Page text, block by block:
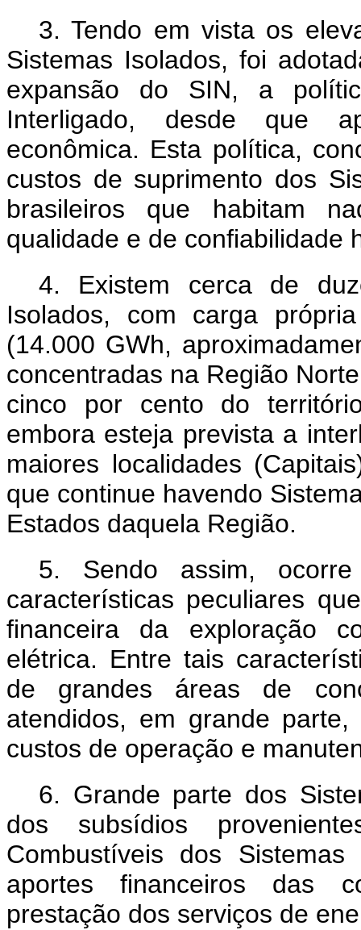
3. Tendo em vista os
Sistemas Isolados, foi
expansão do SIN, a
Interligado, desde que
econômica. Esta política,
custos de suprimento dos
brasileiros que habitam
qualidade e de confiabilidade
4. Existem cerca de
Isolados, com carga
(14.000 GWh,
concentradas na Região
cinco por cento do
embora esteja prevista a
maiores localidades
que continue havendo
Estados daquela Região.
5. Sendo assim,
características peculiares
financeira da exploração
elétrica. Entre tais
de grandes áreas de
atendidos, em grande
custos de operação e
6. Grande parte dos
dos subsídios
Combustíveis dos
aportes financeiros das
prestação dos serviços de